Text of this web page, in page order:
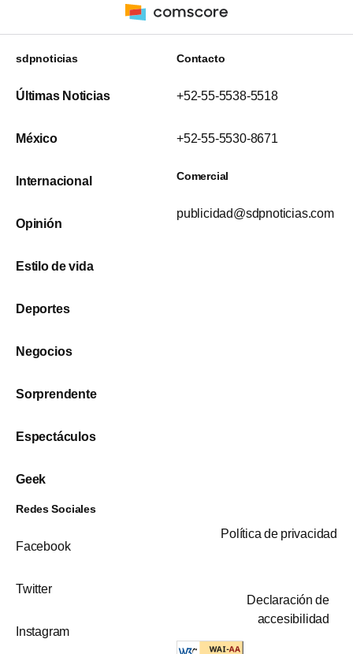
sdpnoticias
Últimas Noticias
México
Internacional
Opinión
Estilo de vida
Deportes
Negocios
Sorprendente
Espectáculos
Geek
Contacto
+52-55-5538-5518
+52-55-5530-8671
Comercial
publicidad@sdpnoticias.com
Redes Sociales
Facebook
Twitter
Instagram
Política de privacidad
Declaración de
accesibilidad